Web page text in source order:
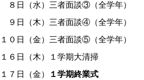
８日（水）三者面談③（全学年）
９日（木）三者面談④（全学年）
１０日（金）三者面談⑤（全学年）
１６日（木）１学期大清掃
１７日（金）
１学期終業式